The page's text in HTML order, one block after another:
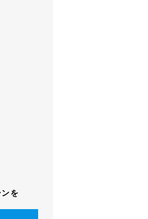
を